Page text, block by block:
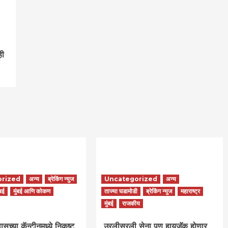
अन्य
ब्रेकिंग न्युज
मुंबई आणि कोकण
Uncategorized
अन्य
ताज्या घडामोडी
ब्रेकिंग न्युज
महाराष्ट्र
मुंबई
राजकीय